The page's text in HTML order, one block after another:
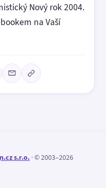
Nový rok 2004.
na Vaší
s.r.o. · © 2003–2026